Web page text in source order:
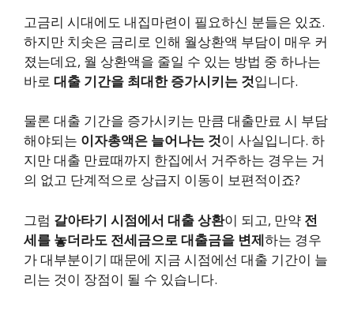
고금리 시대에도 내집마련이 필요하신 분들은 있죠.
하지만 치솟은 금리로 인해 월상환액 부담이 매우 커
졌는데요, 월 상환액을 줄일 수 있는 방법 중 하나는
바로 대출 기간을 최대한 증가시키는 것입니다.
물론 대출 기간을 증가시키는 만큼 대출만료 시 부담
해야되는 이자총액은 늘어나는 것이 사실입니다. 하
지만 대출 만료때까지 한집에서 거주하는 경우는 거
의 없고 단계적으로 상급지 이동이 보편적이죠?
그럼 갈아타기 시점에서 대출 상환이 되고, 만약 전
세를 놓더라도 전세금으로 대출금을 변제하는 경우
가 대부분이기 때문에 지금 시점에선 대출 기간이 늘
리는 것이 장점이 될 수 있습니다.